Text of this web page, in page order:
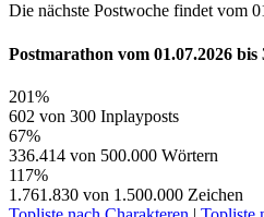
Die nächste Postwoche findet vom
Postmarathon vom 01.07.2026 bis
201%
602 von 300 Inplayposts
67%
336.414 von 500.000 Wörtern
117%
1.761.830 von 1.500.000 Zeichen